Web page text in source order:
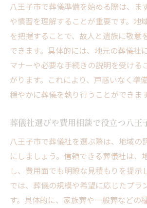
八王子市で葬儀準備を始める際は、ま
や慣習を理解することが重要です。地
を把握することで、故人と遺族に敬意
できます。具体的には、地元の葬儀社
マナーや必要な手続きの説明を受ける
がります。これにより、戸惑いなく準
穏やかに葬儀を執り行うことができます
葬儀社選びや費用相談で役立つ八王
八王子市で葬儀社を選ぶ際は、地域の
にしましょう。信頼できる葬儀社は、
し、費用面でも明瞭な見積もりを提示
では、葬儀の規模や希望に応じたプラ
す。具体的に、家族葬や一般葬などの